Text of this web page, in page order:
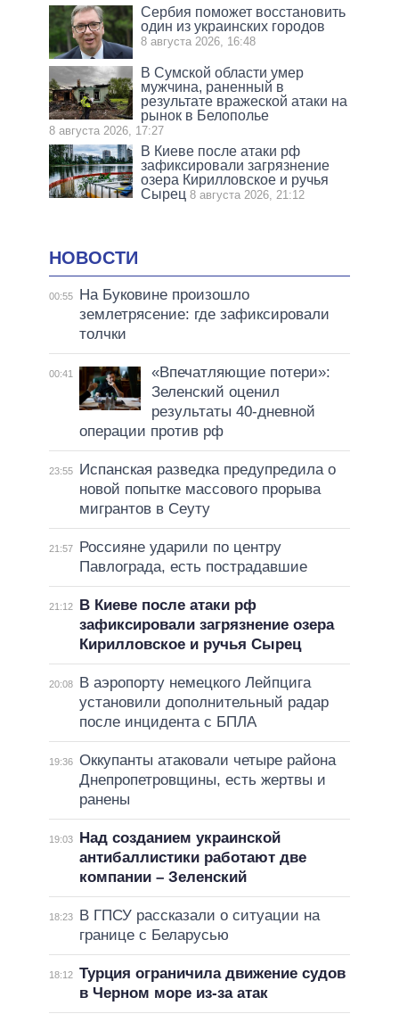
Сербия поможет восстановить
один из украинских городов
8 августа 2026, 16:48
В Сумской области умер
мужчина, раненный в
результате вражеской атаки на
рынок в Белополье
8 августа 2026, 17:27
В Киеве после атаки рф
зафиксировали загрязнение
озера Кирилловское и ручья
Сырец 8 августа 2026, 21:12
НОВОСТИ
00:55
На Буковине произошло
землетрясение: где зафиксировали
толчки
00:41
«Впечатляющие потери»:
Зеленский оценил
результаты 40-дневной
операции против рф
23:55
Испанская разведка предупредила о
новой попытке массового прорыва
мигрантов в Сеуту
21:57
Россияне ударили по центру
Павлограда, есть пострадавшие
21:12
В Киеве после атаки рф
зафиксировали загрязнение озера
Кирилловское и ручья Сырец
20:08
В аэропорту немецкого Лейпцига
установили дополнительный радар
после инцидента с БПЛА
19:36 Оккупанты атаковали четыре района
Днепропетровщины, есть жертвы и
ранены
19:03
Над созданием украинской
антибаллистики работают две
компании – Зеленский
18:23
В ГПСУ рассказали о ситуации на
границе с Беларусью
18:12 Турция ограничила движение судов
в Черном море из-за атак